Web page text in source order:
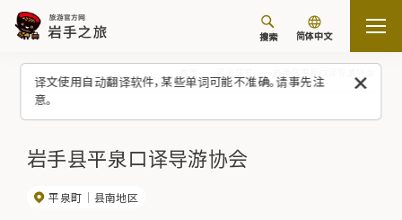
译文使用自动翻译软件，某些单词可能不准确。请事先注
意。
搜索 简体中文
岩手县平泉口译导游协会
平泉町 县南地区